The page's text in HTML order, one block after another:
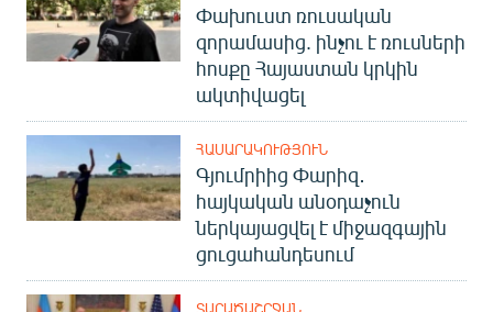
Փախուստ ռուսական
զորամասից. ինչու է ռուսների
հոսքը Հայաստան կրկին
ակտիվացել
ՀԱՍԱՐԱԿՈՒԹՅՈՒՆ
Գյումրիից Փարիզ․
հայկական անօդաչուն
ներկայացվել է միջազգային
ցուցահանդեսում
ՏԱՐԱԾԱՇՐՋԱՆ